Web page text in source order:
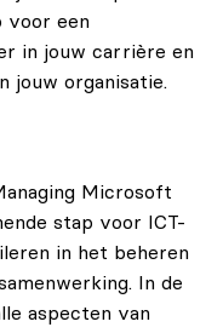
voor een
in jouw carrière en
jouw organisatie.
Microsoft
stap voor ICT-
in het beheren
In de
aspecten van